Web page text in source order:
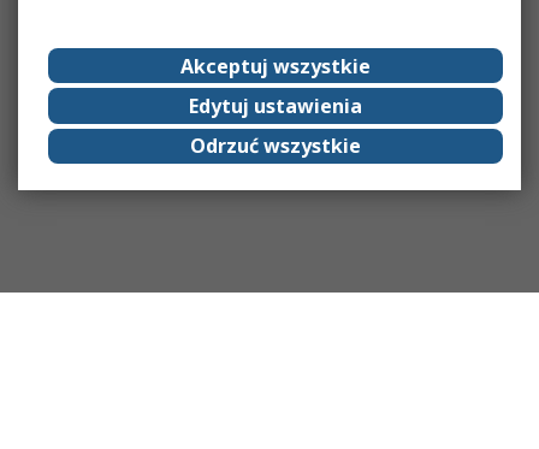
Akceptuj wszystkie
Edytuj ustawienia
Odrzuć wszystkie